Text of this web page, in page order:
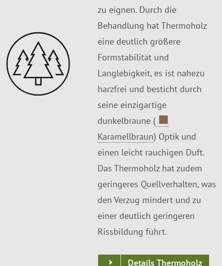
zu eignen. Durch die
Behandlung hat Thermoholz
eine deutlich größere
Formstabilität und
Langlebigkeit, es ist nahezu
harzfrei und besticht durch
seine einzigartige
dunkelbraune ( ■
Karamellbraun) Optik und
einen leicht rauchigen Duft.
Das Thermoholz hat zudem
geringeres Quellverhalten, was
den Verzug mindert und zu
einer deutlich geringeren
Rissbildung führt.
Details Thermoholz